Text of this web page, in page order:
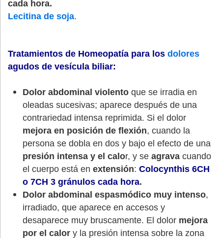
cada hora.
Lecitina de soja.
Tratamientos de Homeopatía para los dolores
agudos de vesícula biliar:
Dolor abdominal violento que se irradia en
oleadas sucesivas; aparece después de una
contrariedad intensa reprimida. Si el dolor
mejora en posición de flexión, cuando la
persona se dobla en dos y bajo el efecto de una
presión intensa y el calor, y se agrava cuando
el cuerpo está en extensión: Colocynthis 6CH
o 7CH 3 gránulos cada hora.
Dolor abdominal espasmódico muy intenso,
irradiado, que aparece en accesos y
desaparece muy bruscamente. El dolor mejora
por el calor y la presión intensa sobre la zona